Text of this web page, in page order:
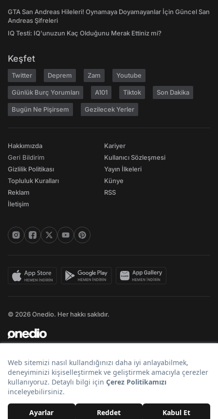
GTA San Andreas Hileleri! Oynamaya Doyamayanlar İçin Güncel San
Andreas Şifreleri
IQ Testi: IQ'unuzun Kaç Olduğunu Merak Ettiniz mi?
Keşfet
Twitter Deprem Zam Youtube
Günlük Burç Yorumları A101 Tiktok Son Dakika
Bugün Ne Pişirsem Gezilecek Yerler
Hakkımızda
Geri Bildirim
Gizlilik Politikası
Topluluk Kuralları
Reklam
İletişim
Kariyer
Kullanıcı Sözleşmesi
Yayın İlkeleri
Künye
RSS
© 2026 Onedio. Her hakkı saklıdır.
Bir markasıdır.